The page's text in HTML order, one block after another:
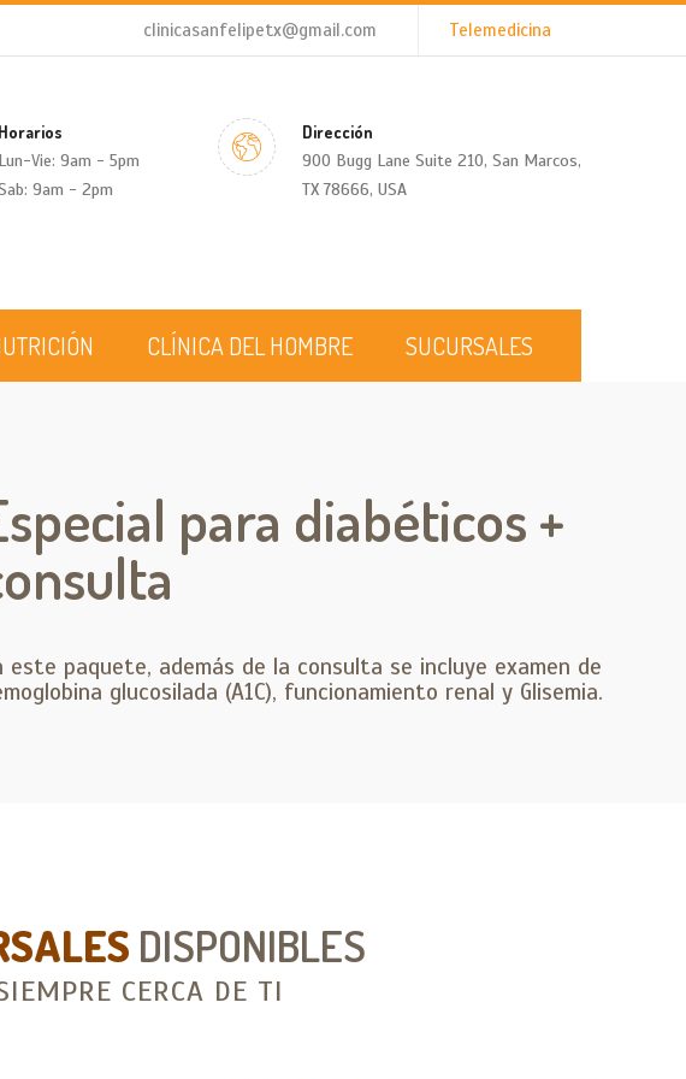
clinicasanfelipetx@gmail.com Telemedicina
Horarios
Lun-Vie: 9am - 5pm
9am - 2pm
Dirección
900 Bugg Lane Suite 210, San Marcos,
TX 78666, USA
CLÍNICA DEL HOMBRE SUCURSALES
para diabéticos +
este paquete, además de la consulta se incluye examen de
glucosilada (A1C), funcionamiento renal y Glisemia.
DISPONIBLES
CERCA DE TI